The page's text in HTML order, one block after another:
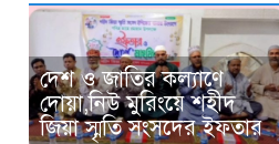
দেশ ও জাতির কল্যাণে
দোয়া,নিউ মুরিংয়ে শহীদ
জিয়া স্মৃতি সংসদের ইফতার